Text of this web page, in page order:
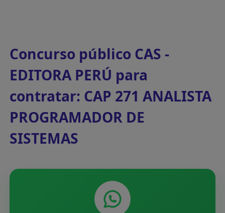
Concurso público CAS -
EDITORA PERÚ para
contratar: CAP 271 ANALISTA
PROGRAMADOR DE
SISTEMAS